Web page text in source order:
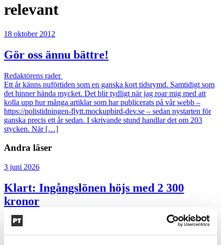
relevant
18 oktober 2012
Gör oss ännu bättre!
Redaktörens rader
Ett år känns nuförtiden som en ganska kort tidsrymd. Samtidigt som
det hinner hända mycket. Det blir tydligt när jag roar mig med att
kolla upp hur många artiklar som har publicerats på vår webb –
https://polistidningen-flytt.mockupbird-dev.se – sedan nystarten för
ganska precis ett år sedan. I skrivande stund handlar det om 203
stycken. När […]
Andra läser
3 juni 2026
Klart: Ingångslönen höjs med 2 300
kronor
4 juni 2026